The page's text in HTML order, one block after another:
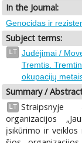
In the Journal:
Genocidas ir
Subject terms:
LT Judėjimai /
Tremtis.
okupacijų
Summary /
LT Straipsnyje
organizacijos
įsikūrimo ir